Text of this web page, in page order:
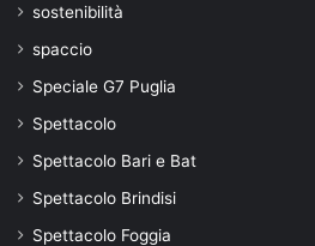
sostenibilità
spaccio
Speciale G7 Puglia
Spettacolo
Spettacolo Bari e Bat
Spettacolo Brindisi
Spettacolo Foggia